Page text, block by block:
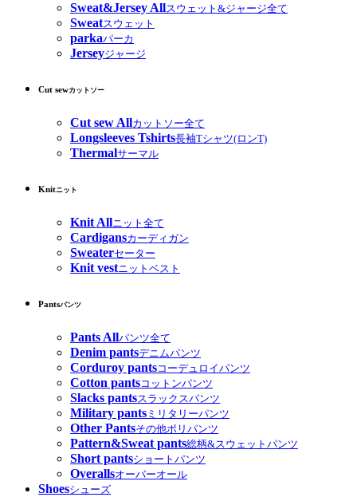
Sweat&Jersey Allスウェット&ジャージ全て
Sweatスウェット
parkaパーカ
Jerseyジャージ
Cut sewカットソー
Cut sew Allカットソー全て
Longsleeves Tshirts長袖Tシャツ(ロンT)
Thermalサーマル
Knitニット
Knit Allニット全て
Cardigansカーディガン
Sweaterセーター
Knit vestニットベスト
Pantsパンツ
Pants Allパンツ全て
Denim pantsデニムパンツ
Corduroy pantsコーデュロイパンツ
Cotton pantsコットンパンツ
Slacks pantsスラックスパンツ
Military pants ミリタリーパンツ
Other Pantsその他ポリパンツ
Pattern&Sweat pants総柄&スウェットパンツ
Short pantsショートパンツ
Overallsオーバーオール
Shoesシューズ